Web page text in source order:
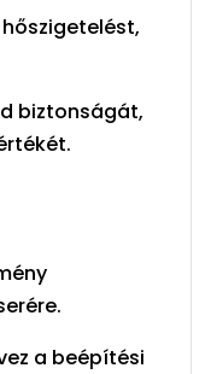
biztonságát,
a beépítési